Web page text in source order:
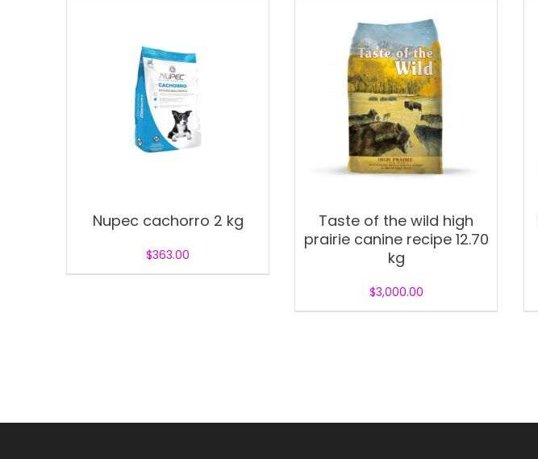
Nupec cachorro 2 kg
$363.00
Taste of the wild high
prairie canine recipe 12.70
kg
$3,000.00